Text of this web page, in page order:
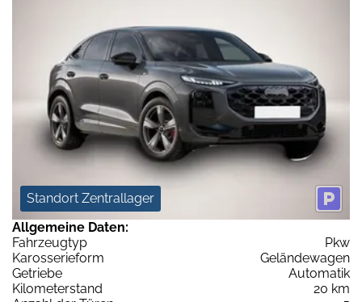
Standort Zentrallager
Allgemeine Daten:
Fahrzeugtyp
Pkw
Karosserieform
Geländewagen
Getriebe
Automatik
Kilometerstand
20 km